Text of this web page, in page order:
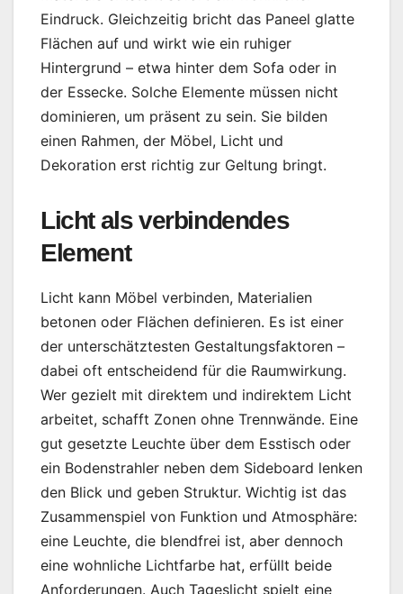
Eindruck. Gleichzeitig bricht das Paneel glatte
Flächen auf und wirkt wie ein ruhiger
Hintergrund – etwa hinter dem Sofa oder in
der Essecke. Solche Elemente müssen nicht
dominieren, um präsent zu sein. Sie bilden
einen Rahmen, der Möbel, Licht und
Dekoration erst richtig zur Geltung bringt.
Licht als verbindendes
Element
Licht kann Möbel verbinden, Materialien
betonen oder Flächen definieren. Es ist einer
der unterschätztesten Gestaltungsfaktoren –
dabei oft entscheidend für die Raumwirkung.
Wer gezielt mit direktem und indirektem Licht
arbeitet, schafft Zonen ohne Trennwände. Eine
gut gesetzte Leuchte über dem Esstisch oder
ein Bodenstrahler neben dem Sideboard lenken
den Blick und geben Struktur. Wichtig ist das
Zusammenspiel von Funktion und Atmosphäre:
eine Leuchte, die blendfrei ist, aber dennoch
eine wohnliche Lichtfarbe hat, erfüllt beide
Anforderungen. Auch Tageslicht spielt eine